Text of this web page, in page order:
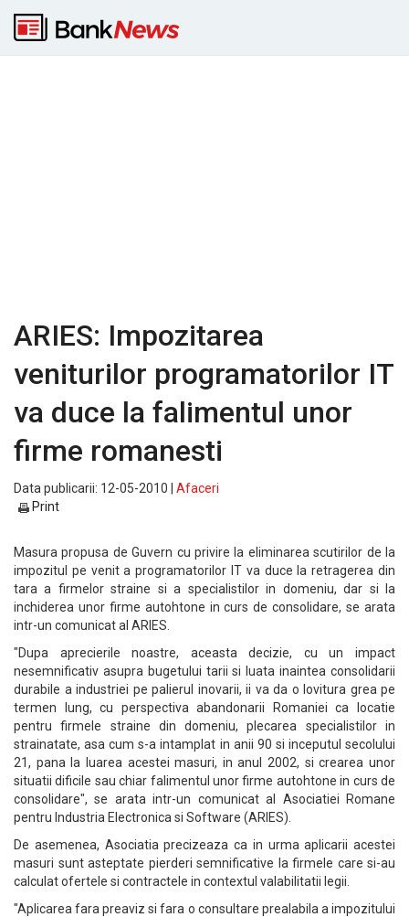
ARIES: Impozitarea
veniturilor programatorilor IT
va duce la falimentul unor
firme romanesti
Data publicarii: 12-05-2010 | Afaceri
Print
Masura propusa de Guvern cu privire la eliminarea scutirilor de la
impozitul pe venit a programatorilor IT va duce la retragerea din
tara a firmelor straine si a specialistilor in domeniu, dar si la
inchiderea unor firme autohtone in curs de consolidare, se arata
intr-un comunicat al ARIES.
"Dupa aprecierile noastre, aceasta decizie, cu un impact
nesemnificativ asupra bugetului tarii si luata inaintea consolidarii
durabile a industriei pe palierul inovarii, ii va da o lovitura grea pe
termen lung, cu perspectiva abandonarii Romaniei ca locatie
pentru firmele straine din domeniu, plecarea specialistilor in
strainatate, asa cum s-a intamplat in anii 90 si inceputul secolului
21, pana la luarea acestei masuri, in anul 2002, si crearea unor
situatii dificile sau chiar falimentul unor firme autohtone in curs de
consolidare", se arata intr-un comunicat al Asociatiei Romane
pentru Industria Electronica si Software (ARIES).
De asemenea, Asociatia precizeaza ca in urma aplicarii acestei
masuri sunt asteptate pierderi semnificative la firmele care si-au
calculat ofertele si contractele in contextul valabilitatii legii.
"Aplicarea fara preaviz si fara o consultare prealabila a impozitului